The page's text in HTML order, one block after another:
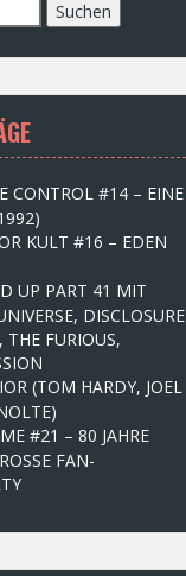
CONTROL #14 – EINE
KULT #16 – EDEN
UP PART 41 MIT
DISCLOSURE
THE FURIOUS,
(TOM HARDY, JOEL
#21 – 80 JAHRE
FAN-